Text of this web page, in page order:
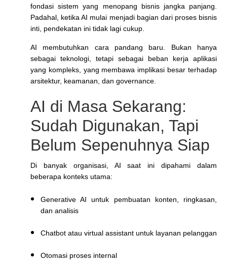
fondasi sistem yang menopang bisnis jangka panjang.
Padahal, ketika AI mulai menjadi bagian dari proses bisnis
inti, pendekatan ini tidak lagi cukup.
AI membutuhkan cara pandang baru. Bukan hanya
sebagai teknologi, tetapi sebagai beban kerja aplikasi
yang kompleks, yang membawa implikasi besar terhadap
arsitektur, keamanan, dan governance.
AI di Masa Sekarang:
Sudah Digunakan, Tapi
Belum Sepenuhnya Siap
Di banyak organisasi, AI saat ini dipahami dalam
beberapa konteks utama:
Generative AI untuk pembuatan konten, ringkasan,
dan analisis
Chatbot atau virtual assistant untuk layanan pelanggan
Otomasi proses internal